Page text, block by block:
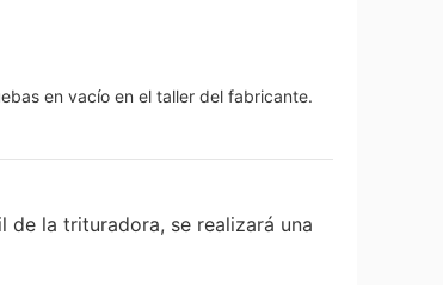
en vacío en el taller del fabricante.
de la trituradora, se realizará una